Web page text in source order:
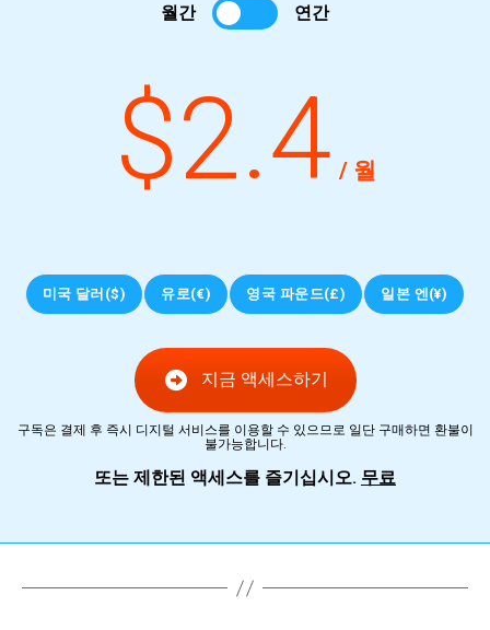
월간 연간
$2.4 / 월
미국 달러($) 유로(€) 영국 파운드(£) 일본 엔(¥)
지금 액세스하기
구독은 결제 후 즉시 디지털 서비스를 이용할 수 있으므로 일단 구매하면 환불이
불가능합니다.
또는 제한된 액세스를 즐기십시오. 무료